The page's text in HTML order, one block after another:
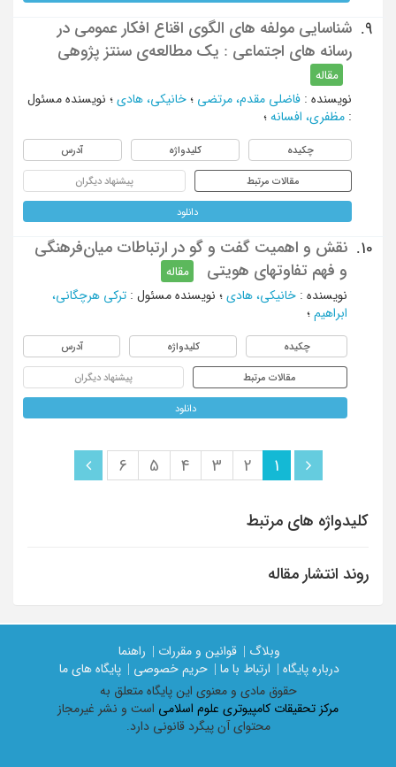
9.
شناسایی مولفه های الگوی اقناع افکار عمومی در
رسانه های اجتماعی : یک مطالعه‌ی سنتز پژوهی
مقاله
نویسنده : فاضلی مقدم، مرتضی ؛ خانیکی، هادی ؛ نویسنده مسئول
: مظفری، افسانه ؛
چکیده کلیدواژه آدرس
مقالات مرتبط پیشنهاد دیگران
دانلود
10.
نقش و اهمیت گفت و گو در ارتباطات میان‌فرهنگی
و فهم تفاوت‎های هویتی
مقاله
نویسنده : خانیکی، هادی ؛ نویسنده مسئول : ترکی هرچگانی،
ابراهیم ؛
چکیده کلیدواژه آدرس
مقالات مرتبط پیشنهاد دیگران
دانلود
1
2
3
4
5
6
کلیدواژه های مرتبط
روند انتشار مقاله
وبلاگ | قوانین و مقررات |
راهنما
درباره پایگاه |
ارتباط با ما | حریم خصوصی |
پایگاه های ما
حقوق مادی و معنوی اين پايگاه متعلق به
مرکز تحقیقات کامپیوتری علوم اسلامی است و نشر غیرمجاز
محتوای آن پیگرد قانونی دارد.